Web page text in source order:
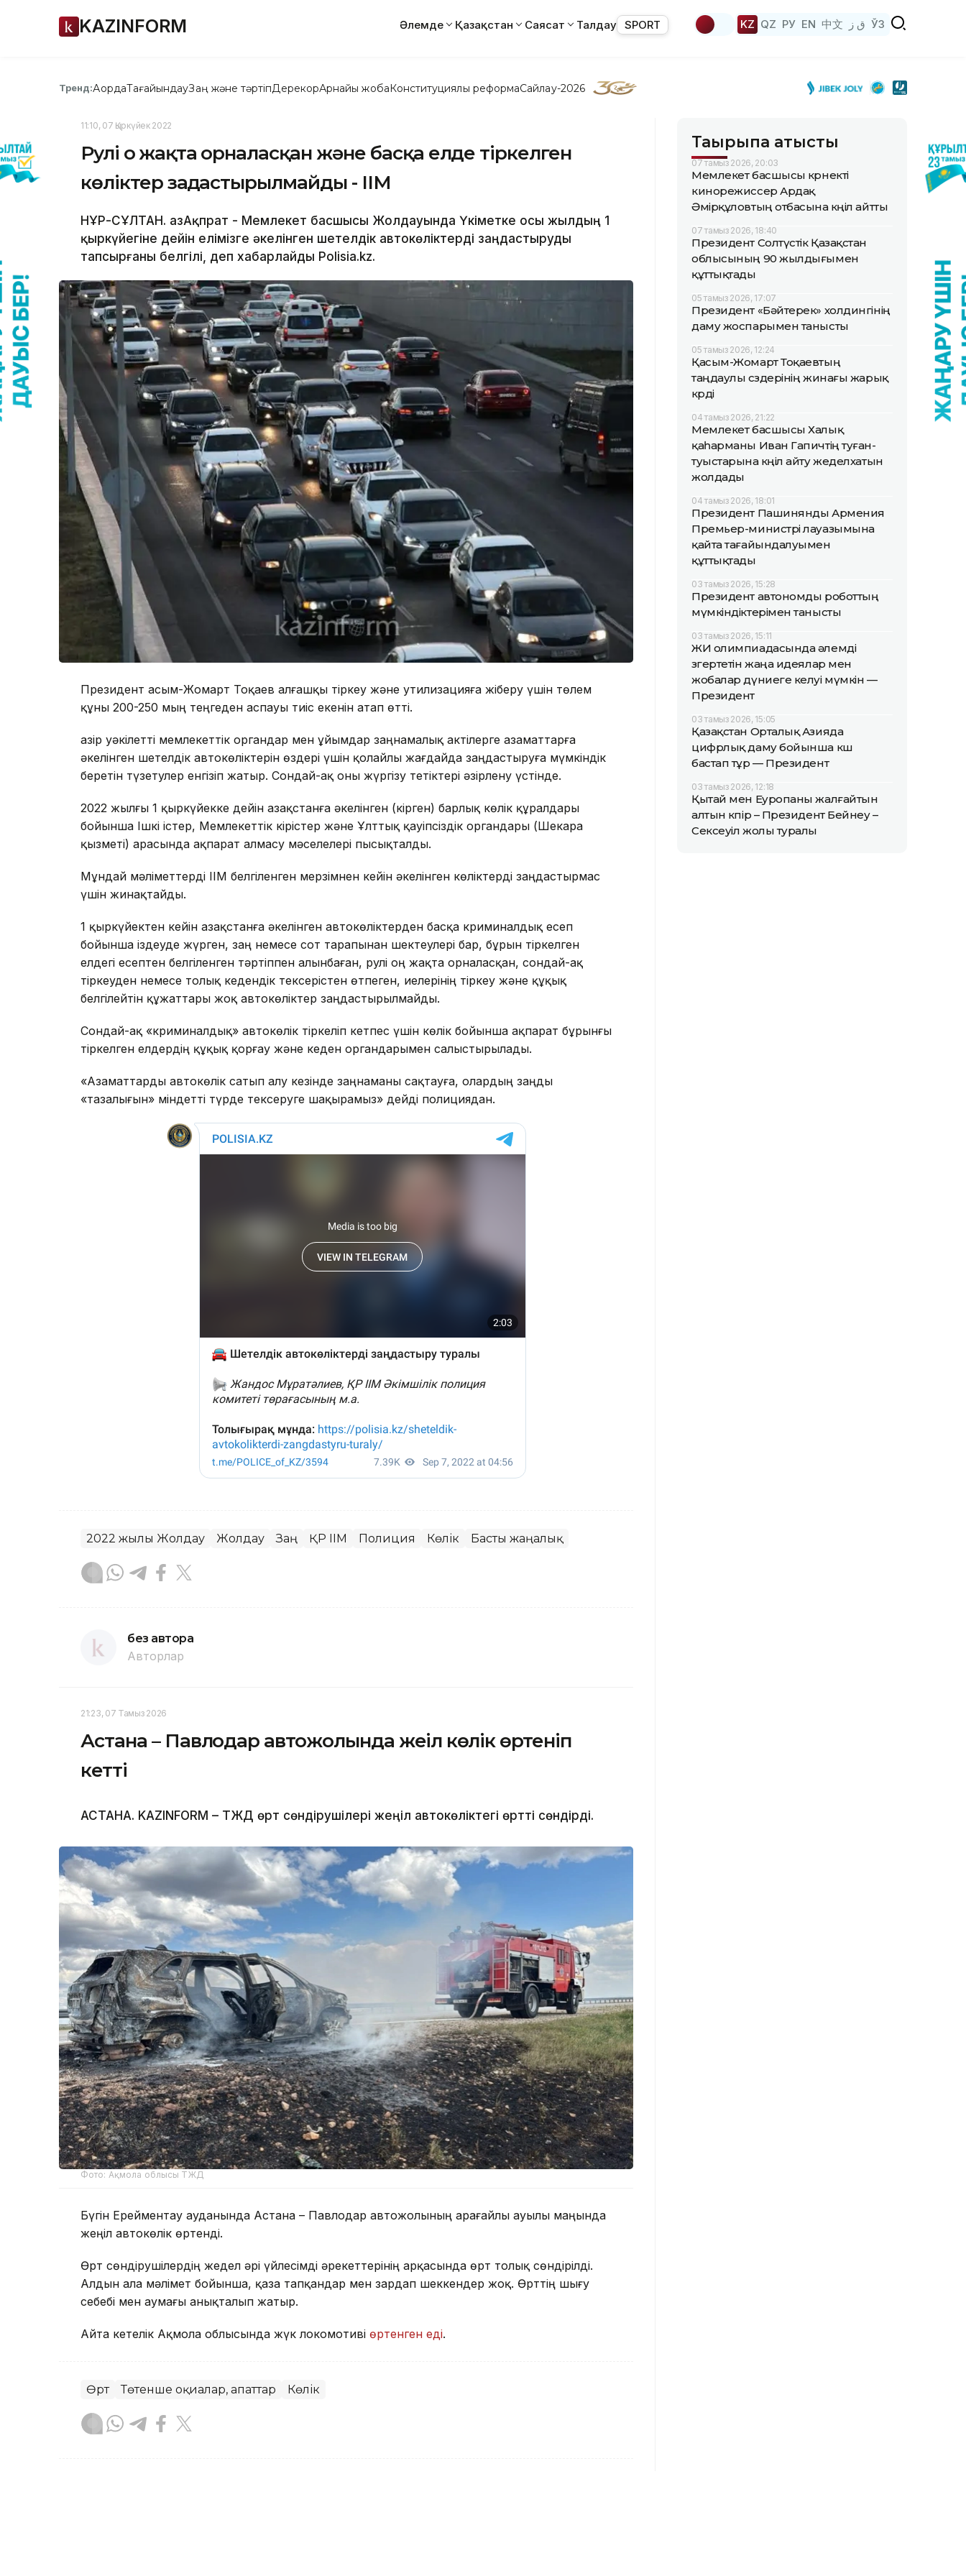
KAZINFORM Әлемде Қазақстан Саясат Талдау SPORT KZ QZ РУ EN 中文 ق ز ЎЗ
Тренд:АқордаТағайындауЗаң және тәртіпДерекқорАрнайы жобаКонституциялық реформаСайлау-2026
11:10, 07 Қыркүйек 2022
Рулі оң жақта орналасқан және басқа елде тіркелген
көліктер заңдастырылмайды - ІІМ
НҰР-СҰЛТАН. ҚазАқпрат - Мемлекет басшысы Жолдауында Үкіметке осы жылдың 1
қыркүйегіне дейін елімізге әкелінген шетелдік автокөліктерді заңдастыруды
тапсырғаны белгілі, деп хабарлайды Polisia.kz.
Президент Қасым-Жомарт Тоқаев алғашқы тіркеу және утилизацияға жіберу үшін төлем
құны 200-250 мың теңгеден аспауы тиіс екенін атап өтті.
Қазір уәкілетті мемлекеттік органдар мен ұйымдар заңнамалық актілерге азаматтарға
әкелінген шетелдік автокөліктерін өздері үшін қолайлы жағдайда заңдастыруға мүмкіндік
беретін түзетулер енгізіп жатыр. Сондай-ақ оны жүргізу тетіктері әзірлену үстінде.
2022 жылғы 1 қыркүйекке дейін Қазақстанға әкелінген (кірген) барлық көлік құралдары
бойынша Ішкі істер, Мемлекеттік кірістер және Ұлттық қауіпсіздік органдары (Шекара
қызметі) арасында ақпарат алмасу мәселелері пысықталды.
Мұндай мәліметтерді ІІМ белгіленген мерзімнен кейін әкелінген көліктерді заңдастырмас
үшін жинақтайды.
1 қыркүйектен кейін Қазақстанға әкелінген автокөліктерден басқа криминалдық есеп
бойынша іздеуде жүрген, заң немесе сот тарапынан шектеулері бар, бұрын тіркелген
елдегі есептен белгіленген тәртіппен алынбаған, рулі оң жақта орналасқан, сондай-ақ
тіркеуден немесе толық кедендік тексерістен өтпеген, иелерінің тіркеу және құқық
белгілейтін құжаттары жоқ автокөліктер заңдастырылмайды.
Сондай-ақ «криминалдық» автокөлік тіркеліп кетпес үшін көлік бойынша ақпарат бұрынғы
тіркелген елдердің құқық қорғау және кеден органдарымен салыстырылады.
«Азаматтарды автокөлік сатып алу кезінде заңнаманы сақтауға, олардың заңды
«тазалығын» міндетті түрде тексеруге шақырамыз» дейді полициядан.
2022 жылғы Жолдау Жолдау Заң ҚР ІІМ Полиция Көлік Басты жаңалық
без автора
Авторлар
21:23, 07 Тамыз 2026
Астана – Павлодар автожолында жеңіл көлік өртеніп
кетті
АСТАНА. KAZINFORM – ТЖД өрт сөндірушілері жеңіл автокөліктегі өртті сөндірді.
Фото: Ақмола облысы ТЖД
Бүгін Ерейментау ауданында Астана – Павлодар автожолының Қарағайлы ауылы маңында
жеңіл автокөлік өртенді.
Өрт сөндірушілердің жедел әрі үйлесімді әрекеттерінің арқасында өрт толық сөндірілді.
Алдын ала мәлімет бойынша, қаза тапқандар мен зардап шеккендер жоқ. Өрттің шығу
себебі мен аумағы анықталып жатыр.
Айта кетелік Ақмола облысында жүк локомотиві өртенген еді.
Өрт Төтенше оқиғалар, апаттар Көлік
Тақырыпқа қатысты
07 тамыз 2026, 20:03
Мемлекет басшысы көрнекті
кинорежиссер Ардақ
Әмірқұловтың отбасына көңіл айтты
07 тамыз 2026, 18:40
Президент Солтүстік Қазақстан
облысының 90 жылдығымен
құттықтады
05 тамыз 2026, 17:07
Президент «Бәйтерек» холдингінің
даму жоспарымен танысты
05 тамыз 2026, 12:24
Қасым-Жомарт Тоқаевтың
таңдаулы сөздерінің жинағы жарық
көрді
04 тамыз 2026, 21:22
Мемлекет басшысы Халық
қаһарманы Иван Гапичтің туған-
туыстарына көңіл айту жеделхатын
жолдады
04 тамыз 2026, 18:01
Президент Пашинянды Армения
Премьер-министрі лауазымына
қайта тағайындалуымен
құттықтады
03 тамыз 2026, 15:28
Президент автономды роботтың
мүмкіндіктерімен танысты
03 тамыз 2026, 15:11
ЖИ олимпиадасында әлемді
өзгертетін жаңа идеялар мен
жобалар дүниеге келуі мүмкін —
Президент
03 тамыз 2026, 15:05
Қазақстан Орталық Азияда
цифрлық даму бойынша көш
бастап тұр — Президент
03 тамыз 2026, 12:18
Қытай мен Еуропаны жалғайтын
алтын көпір – Президент Бейнеу –
Сексеуіл жолы туралы